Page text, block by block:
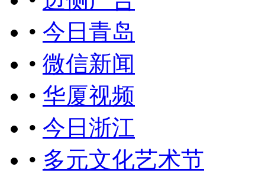
• 今日青岛
• 微信新闻
• 华厦视频
• 今日浙江
• 多元文化艺术节